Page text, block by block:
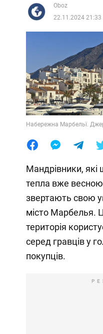
Oboz
22.11.2024 21:33
Набережна Марбельї.
Мандрівники,
тепла вже
звертають свою
місто Марбелья.
територія
серед гравців у
покупців.